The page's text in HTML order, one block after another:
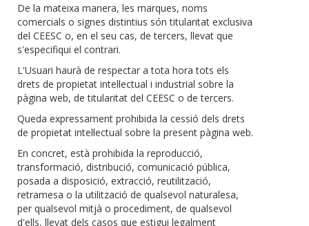
De la mateixa manera, les marques, noms
comercials o signes distintius són titularitat exclusiva
del CEESC o, en el seu cas, de tercers, llevat que
s'especifiqui el contrari.
L'Usuari haurà de respectar a tota hora tots els
drets de propietat intel·lectual i industrial sobre la
pàgina web, de titularitat del CEESC o de tercers.
Queda expressament prohibida la cessió dels drets
de propietat intel·lectual sobre la present pàgina web.
En concret, està prohibida la reproducció,
transformació, distribució, comunicació pública,
posada a disposició, extracció, reutilització,
retramesa o la utilització de qualsevol naturalesa,
per qualsevol mitjà o procediment, de qualsevol
d'ells, llevat dels casos que estigui legalment